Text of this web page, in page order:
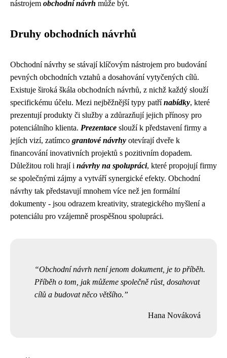
nástrojem obchodní návrh může být.
Druhy obchodních návrhů
Obchodní návrhy se stávají klíčovým nástrojem pro budování
pevných obchodních vztahů a dosahování vytyčených cílů.
Existuje široká škála obchodních návrhů, z nichž každý slouží
specifickému účelu. Mezi nejběžnější typy patřínabídky, které
prezentují produkty či služby a zdůrazňují jejich přínosy pro
potenciálního klienta. Prezentace slouží k představení firmy a
jejích vizí, zatímco grantové návrhy otevírají dveře k
financování inovativních projektů s pozitivním dopadem.
Důležitou roli hrají i návrhy na spolupráci, které propojují firmy
se společnými zájmy a vytváří synergické efekty. Obchodní
návrhy tak představují mnohem více než jen formální
dokumenty - jsou odrazem kreativity, strategického myšlení a
potenciálu pro vzájemně prospěšnou spolupráci.
Obchodní návrh není jenom dokument, je to příběh.
Příběh o tom, jak můžeme společně růst, dosahovat
cílů a budovat něco většího.
Hana Nováková